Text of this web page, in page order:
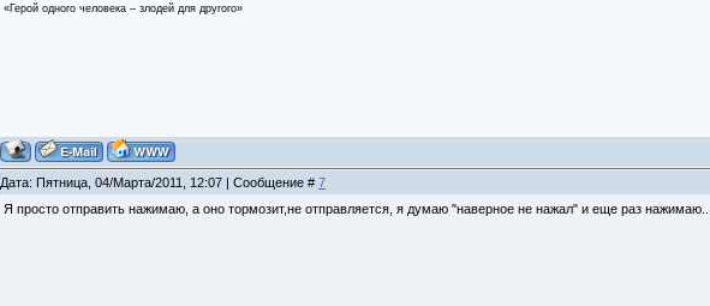
«Герой одного человека – злодей для другого»
Дата: Пятница, 04/Марта/2011, 12:07 | Сообщение # 7
Я просто отправить нажимаю, а оно тормозит,не отправляется, я думаю "наверное не нажал" и еще раз нажимаю....